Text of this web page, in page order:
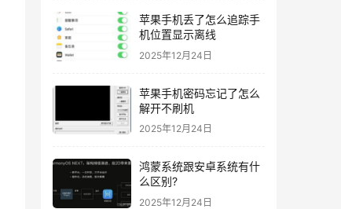
苹果手机丢了怎么追踪手
机位置显示离线
2025年12月24日
苹果手机密码忘记了怎么
解开不刷机
2025年12月24日
鸿蒙系统跟安卓系统有什
么区别?
2025年12月24日